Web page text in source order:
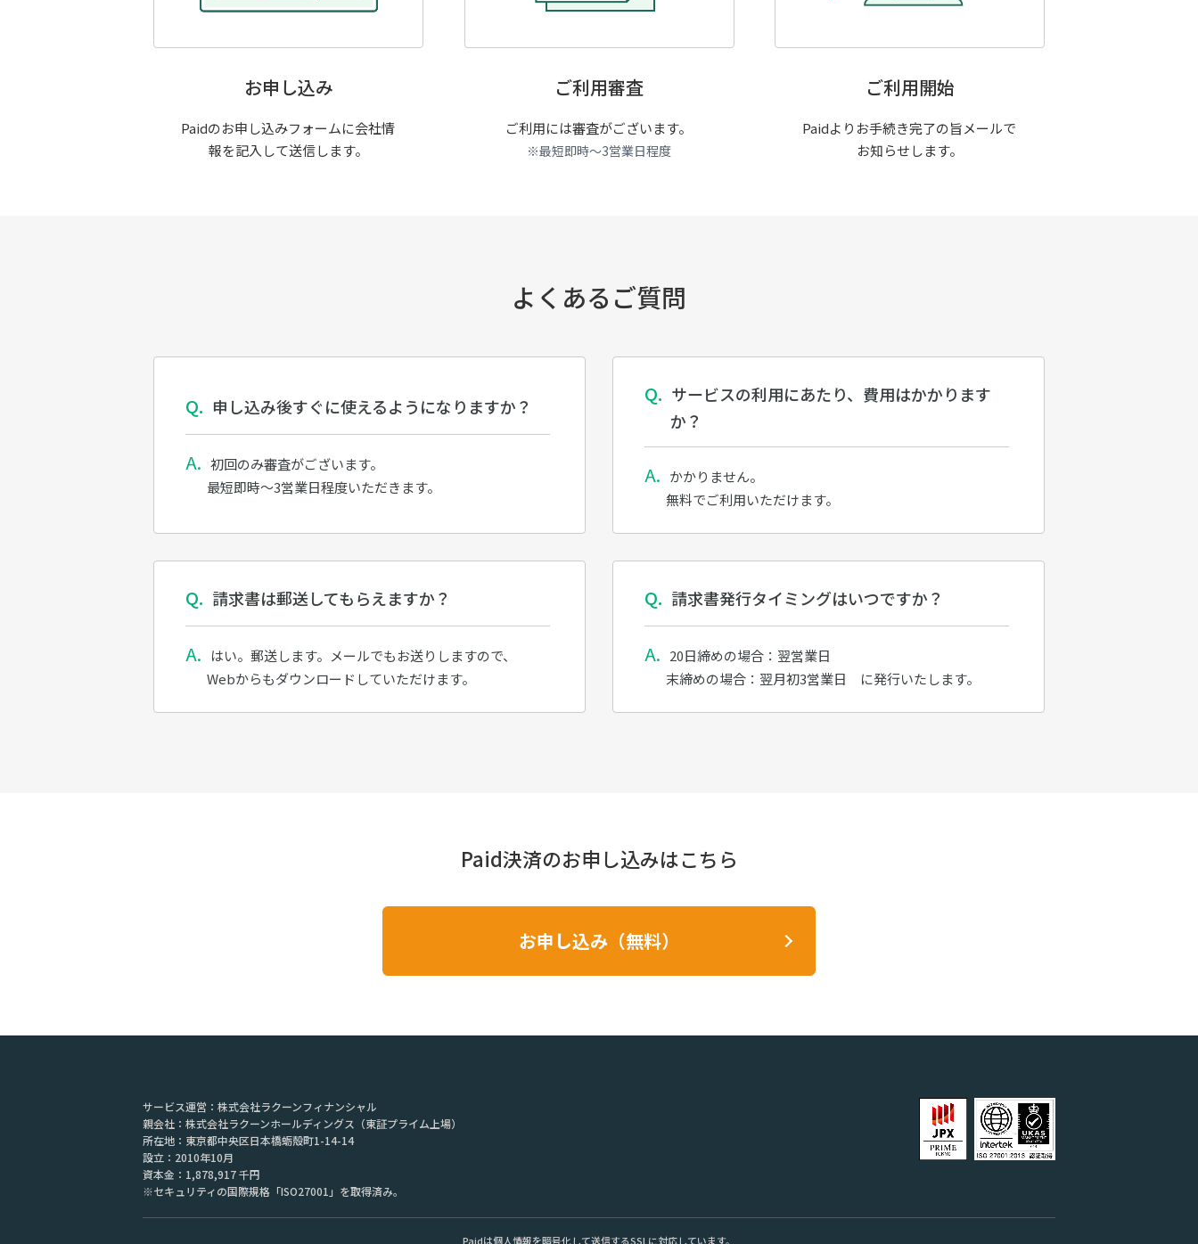
お申し込み
Paidのお申し込みフォームに会社情
報を記入して送信します。
ご利用審査
ご利用には審査がございます。
※最短即時～3営業日程度
ご利用開始
Paidよりお手続き完了の旨メールで
お知らせします。
よくあるご質問
申し込み後すぐに使えるようになりますか？
初回のみ審査がございます。
最短即時～3営業日程度いただきます。
サービスの利用にあたり、費用はかかります
か？
かかりません。
無料でご利用いただけます。
請求書は郵送してもらえますか？
はい。郵送します。メールでもお送りしますので、
Webからもダウンロードしていただけます。
請求書発行タイミングはいつですか？
20日締めの場合：翌営業日
末締めの場合：翌月初3営業日 に発行いたします。
Paid決済のお申し込みはこちら
お申し込み（無料）
サービス運営：株式会社ラクーンフィナンシャル
親会社：株式会社ラクーンホールディングス（東証プライム上場）
所在地： 東京都中央区日本橋蛎殻町1-14-14
設立：2010年10月
資本金： 1,878,917 千円
※セキュリティの国際規格「ISO27001」を取得済み。
Paidは個人情報を暗号化して送信するSSLに対応しています。